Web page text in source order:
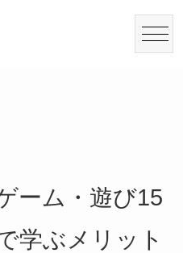
ーム・遊び15
学ぶメリット